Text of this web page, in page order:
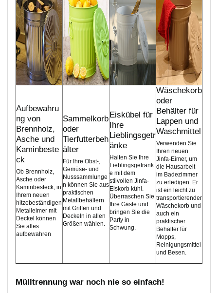
Aufbewahru
ng von
Brennholz,
Asche und
Kaminbeste
ck
Ob Brennholz,
Asche oder
Kaminbesteck, in
Ihrem neuen
hitzebeständigen
Metalleimer mit
Deckel können
Sie alles
aufbewahren
Sammelkorb
oder
Tierfutterbeh
älter
Für Ihre Obst-,
Gemüse- und
Nusssammlunge
n können Sie aus
praktischen
Metallbehältern
mit Griffen und
Deckeln in allen
Größen wählen.
Eiskübel für
Ihre
Lieblingsgetr
änke
Halten Sie Ihre
Lieblingsgetränk
e mit dem
stilvollen Jinfa-
Eiskorb kühl.
Überraschen Sie
Ihre Gäste und
bringen Sie die
Party in
Schwung.
Wäschekorb
oder
Behälter für
Lappen und
Waschmittel
Verwenden Sie
Ihren neuen
Jinfa-Eimer, um
die Hausarbeit
im Badezimmer
zu erledigen. Er
ist ein leicht zu
transportierender
Wäschekorb und
auch ein
praktischer
Behälter für
Mopps,
Reinigungsmittel
und Besen.
Mülltrennung war noch nie so einfach!